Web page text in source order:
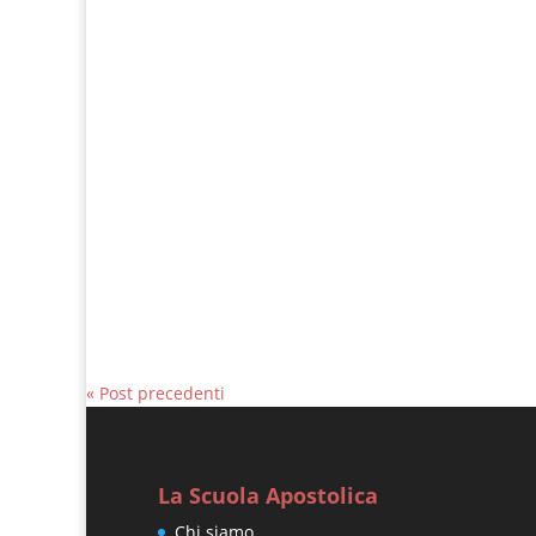
« Post precedenti
La Scuola Apostolica